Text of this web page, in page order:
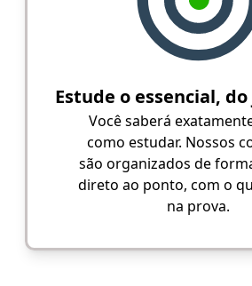
Estude o essencial,
Você saberá
como estudar. Nossos
são organizados de
direto ao ponto, com o
na prova.